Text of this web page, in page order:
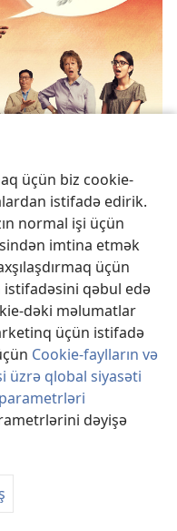
üçün biz cookie-
istifadə edirik.
normal işi üçün
imtina etmək
üçün
qəbul edə
dəki məlumatlar
üçün istifadə
Cookie-faylların və
üzrə qlobal siyasəti
dəyişə
söyləyirəm?
öncə düşünməyə
gör hansı üç